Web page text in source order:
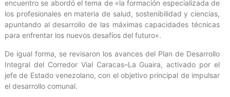
encuentro se abordó el tema de «la formación especializada de
los profesionales en materia de salud, sostenibilidad y ciencias,
apuntando al desarrollo de las máximas capacidades técnicas
para enfrentar los nuevos desafíos del futuro».
De igual forma, se revisaron los avances del Plan de Desarrollo
Integral del Corredor Vial Caracas–La Guaira, activado por el
jefe de Estado venezolano, con el objetivo principal de impulsar
el desarrollo comunal.